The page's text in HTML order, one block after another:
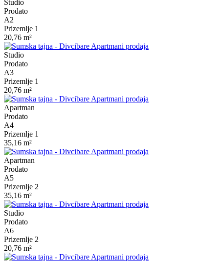
Studio
Prodato
A2
Prizemlje 1
20,76 m²
Studio
Prodato
A3
Prizemlje 1
20,76 m²
Apartman
Prodato
A4
Prizemlje 1
35,16 m²
Apartman
Prodato
A5
Prizemlje 2
35,16 m²
Studio
Prodato
A6
Prizemlje 2
20,76 m²